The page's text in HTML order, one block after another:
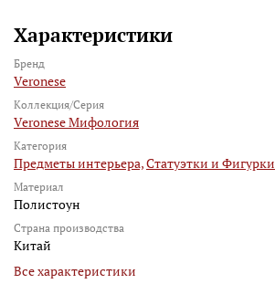
Характеристики
Бренд
Veronese
Коллекция/Серия
Veronese Мифология
Категория
Предметы интерьера,Статуэтки и Фигурки
Материал
Полистоун
Страна производства
Китай
Все характеристики